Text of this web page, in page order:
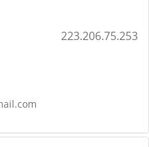
223.206.75.253